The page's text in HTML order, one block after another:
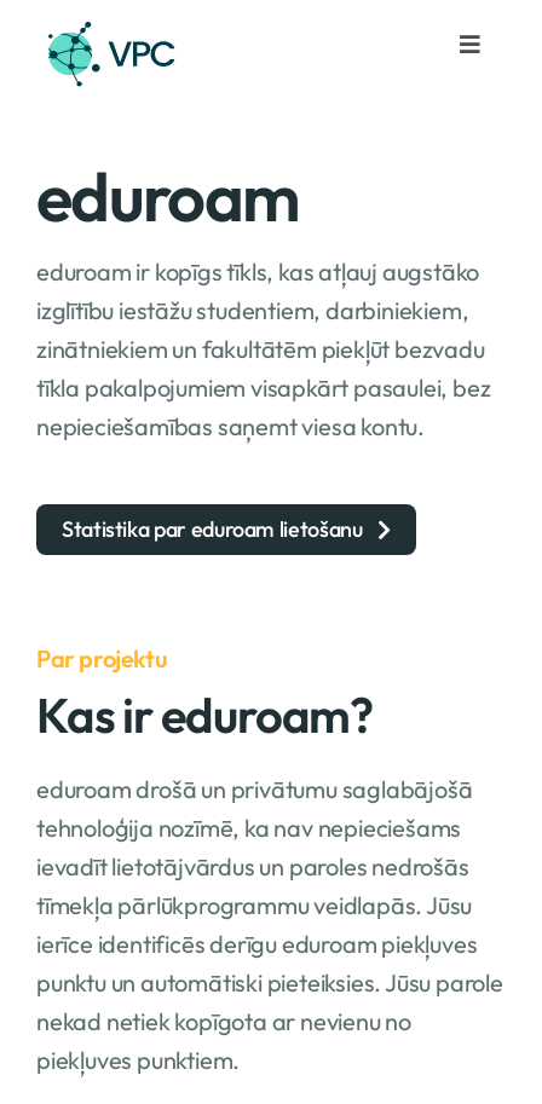
content
Toggle
Projekti
Notikumi
Par mums
Kontakti
eduroam
eduroam ir kopīgs tīkls, kas atļauj augstāko
izglītību iestāžu studentiem, darbiniekiem,
zinātniekiem un fakultātēm piekļūt bezvadu
tīkla pakalpojumiem visapkārt pasaulei, bez
nepieciešamības saņemt viesa kontu.
Statistika par eduroam lietošanu
Par projektu
Kas ir eduroam?
eduroam drošā un privātumu saglabājošā
tehnoloģija nozīmē, ka nav nepieciešams
ievadīt lietotājvārdus un paroles nedrošās
tīmekļa pārlūkprogrammu veidlapās. Jūsu
ierīce identificēs derīgu eduroam piekļuves
punktu un automātiski pieteiksies. Jūsu parole
nekad netiek kopīgota ar nevienu no
piekļuves punktiem.